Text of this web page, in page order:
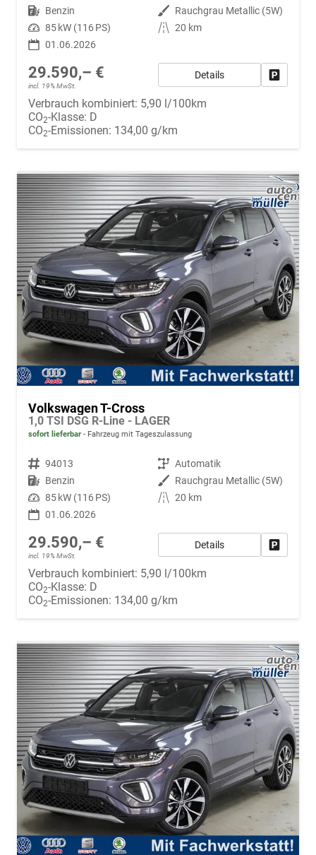
Kraftstoff Benzin Außenfarbe Rauchgrau Metallic (5W)
Leistung 85 kW (116 PS) Kilometerstand 20 km
01.06.2026
29.590,– €
incl. 19% MwSt.
Details
Verbrauch kombiniert: 5,90 l/100km
CO2-Klasse: D
CO2-Emissionen: 134,00 g/km
Volkswagen T-Cross
1,0 TSI DSG R-Line - LAGER
sofort lieferbar Fahrzeug mit Tageszulassung
Fahrzeugnr. 94013 Getriebe Automatik
Kraftstoff Benzin Außenfarbe Rauchgrau Metallic (5W)
Leistung 85 kW (116 PS) Kilometerstand 20 km
01.06.2026
29.590,– €
incl. 19% MwSt.
Details
Verbrauch kombiniert: 5,90 l/100km
CO2-Klasse: D
CO2-Emissionen: 134,00 g/km